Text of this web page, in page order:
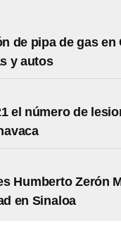
de pipa de gas
y autos
el número de
Humberto Zerón
en Sinaloa